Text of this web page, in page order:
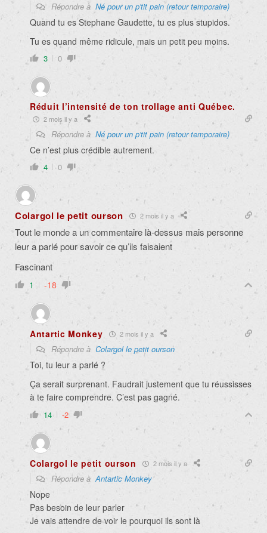
Répondre à Né pour un p'tit pain (retour temporaire)
Quand tu es Stephane Gaudette, tu es plus stupidos.
Tu es quand même ridicule, mais un petit peu moins.
3 0
Réduit l’intensité de ton trollage anti Québec.
2 mois il y a
Répondre à Né pour un p'tit pain (retour temporaire)
Ce n’est plus crédible autrement.
4 0
Colargol le petit ourson 2 mois il y a
Tout le monde a un commentaire là-dessus mais personne
leur a parlé pour savoir ce qu’ils faisaient
Fascinant
1 -18
Antartic Monkey 2 mois il y a
Répondre à Colargol le petit ourson
Toi, tu leur a parlé ?
Ça serait surprenant. Faudrait justement que tu réussisses
à te faire comprendre. C’est pas gagné.
14 -2
Colargol le petit ourson 2 mois il y a
Répondre àAntartic Monkey
Nope
Pas besoin de leur parler
Je vais attendre de voir le pourquoi ils sont là